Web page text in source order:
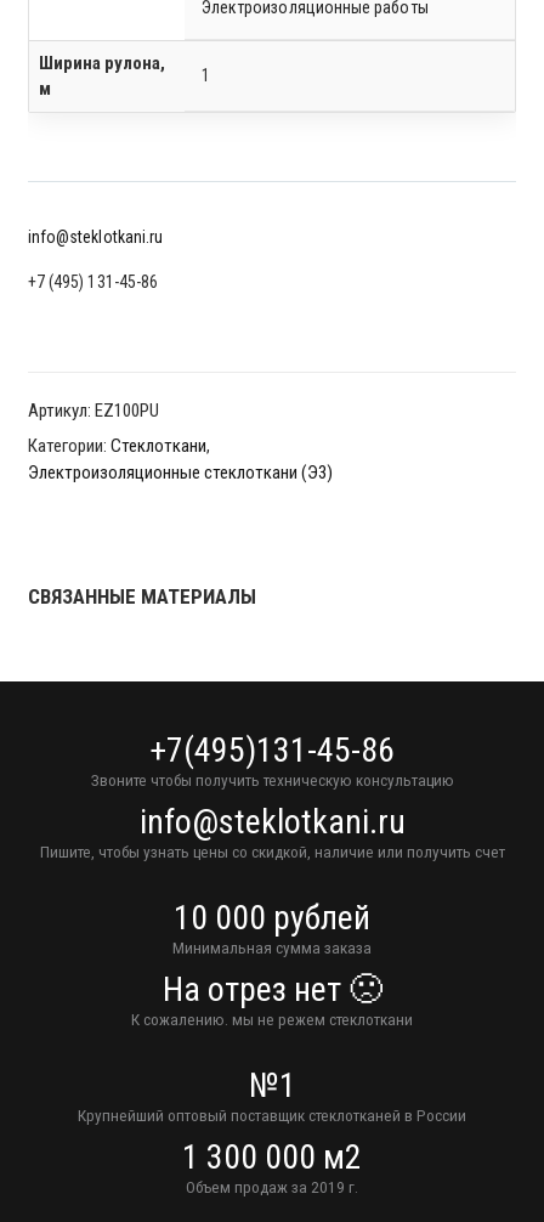
Электроизоляционные работы
Ширина рулона,
м
1
info@steklotkani.ru
+7 (495) 131-45-86
Артикул: EZ100PU
Категории: Стеклоткани,
Электроизоляционные стеклоткани (Э3)
СВЯЗАННЫЕ МАТЕРИАЛЫ
+7(495)131-45-86
Звоните чтобы получить техническую консультацию
info@steklotkani.ru
Пишите, чтобы узнать цены со скидкой, наличие или получить счет
10 000 рублей
Минимальная сумма заказа
На отрез нет 🙁
К сожалению. мы не режем стеклоткани
№1
Крупнейший оптовый поставщик стеклотканей в России
1 300 000 м2
Объем продаж за 2019 г.